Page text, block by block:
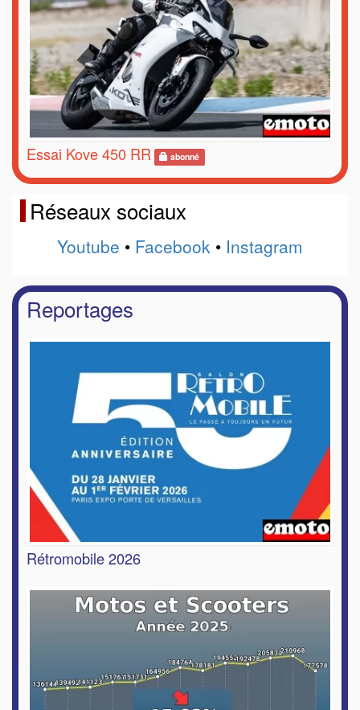
Essai Kove 450 RR abonné
Réseaux sociaux
Youtube • Facebook • Instagram
Reportages
Rétromobile 2026